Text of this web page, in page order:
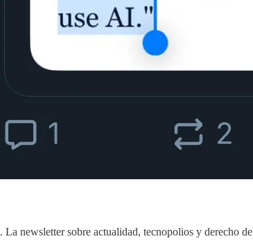
. La newsletter sobre actualidad, tecnopolios y derecho de